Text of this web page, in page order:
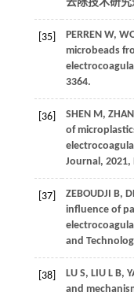
去除技术研究
[35] PERREN W,
microbeads
3364.
[36] SHEN M ,
of
Journal , 2021,
[37] ZEBOUDJI B,
influence of
and
[38] LU S, LIU L B,
and